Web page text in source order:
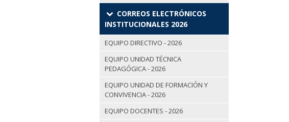
CORREOS ELECTRÓNICOS
INSTITUCIONALES 2026
EQUIPO DIRECTIVO - 2026
EQUIPO UNIDAD TÉCNICA
PEDAGÓGICA - 2026
EQUIPO UNIDAD DE FORMACIÓN Y
CONVIVENCIA - 2026
EQUIPO DOCENTES - 2026